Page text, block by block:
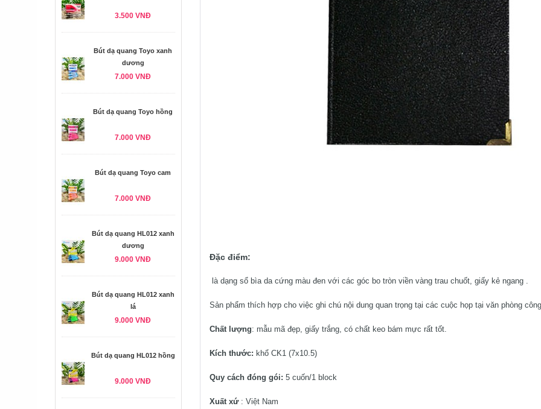
3.500 VNĐ
Bút dạ quang Toyo xanh
dương
7.000 VNĐ
Bút dạ quang Toyo hồng
7.000 VNĐ
Bút dạ quang Toyo cam
7.000 VNĐ
Bút dạ quang HL012 xanh
dương
9.000 VNĐ
Bút dạ quang HL012 xanh
lá
9.000 VNĐ
Bút dạ quang HL012 hồng
9.000 VNĐ
Đặc điểm:
là dạng sổ bìa da cứng màu đen với các góc bo tròn viền vàng trau chuốt, giấy kẻ ngang .
Sản phẩm thích hợp cho việc ghi chú nội dung quan trọng tại các cuộc họp tại văn phòng
Chất lượng: mẫu mã đẹp, giấy trắng, có chất keo bám mực rất tốt.
Kích thước: khổ CK1 (7x10.5)
Quy cách đóng gói: 5 cuốn/1 block
Xuất xứ : Việt Nam